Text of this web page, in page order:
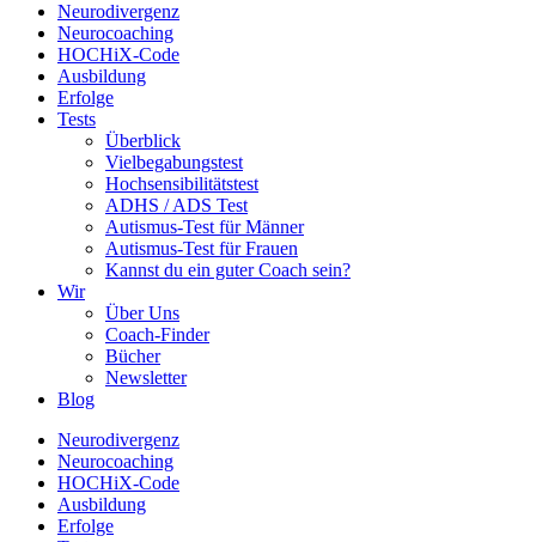
Neurodivergenz
Neurocoaching
HOCHiX-Code
Ausbildung
Erfolge
Tests
Überblick
Vielbegabungstest
Hochsensibilitätstest
ADHS / ADS Test
Autismus-Test für Männer
Autismus-Test für Frauen
Kannst du ein guter Coach sein?
Wir
Über Uns
Coach-Finder
Bücher
Newsletter
Blog
Neurodivergenz
Neurocoaching
HOCHiX-Code
Ausbildung
Erfolge